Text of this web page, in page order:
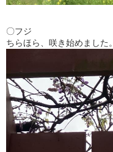
〇フジ
ちらほら、咲き始めました。